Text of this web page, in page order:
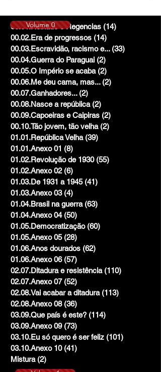
00.01.Reinado e Regencias (14)
00.02.Era de progressos (14)
00.03.Escravidão, racismo e... (33)
00.04.Guerra do Paraguai (2)
00.05.O Império se acaba (2)
00.06.Me deu cama, mas... (2)
00.07.Ganhadores... (2)
00.08.Nasce a república (2)
00.09.Capoeiras e Caipiras (2)
00.10.Tão jovem, tão velha (2)
01.01.República Velha (39)
01.01.Anexo 01 (8)
01.02.Revolução de 1930 (55)
01.02.Anexo 02 (6)
01.03.De 1931 a 1945 (41)
01.03.Anexo 03 (4)
01.04.Brasil na guerra (63)
01.04.Anexo 04 (50)
01.05.Democratização (60)
01.05.Anexo 05 (28)
01.06.Anos dourados (62)
01.06.Anexo 06 (57)
02.07.Ditadura e resistência (110)
02.07.Anexo 07 (52)
02.08.Vai acabar a ditadura (113)
02.08.Anexo 08 (36)
03.09.Que país é este? (114)
03.09.Anexo 09 (73)
03.10.Eu só quero é ser feliz (101)
03.10.Anexo 10 (41)
Mistura (2)
Volume 0